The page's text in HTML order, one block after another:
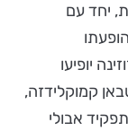
יחד עם
יופיעו
קמוקלידזה,
אבולי